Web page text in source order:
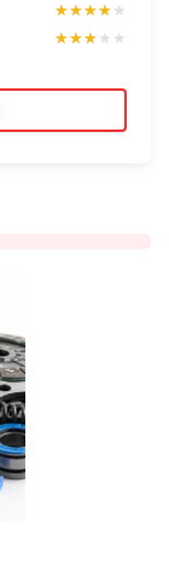
★★★★★
★★★★★
★★★★★
★★★★★